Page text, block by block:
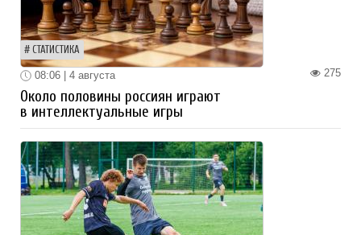
СТАТИСТИКА
275
08:06 | 4 августа
Около половины россиян играют
в интеллектуальные игры